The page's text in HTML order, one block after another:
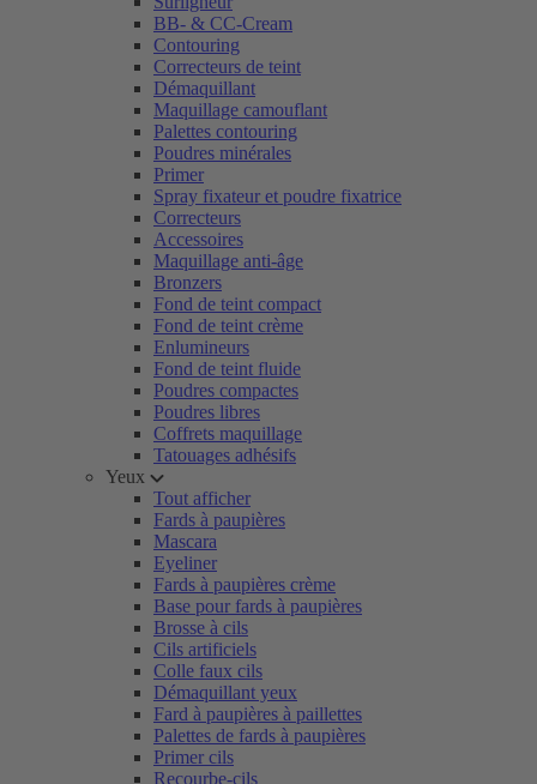
BB- & CC-Cream
Contouring
Correcteurs de teint
Démaquillant
Maquillage camouflant
Palettes contouring
Poudres minérales
Primer
Spray fixateur et poudre fixatrice
Correcteurs
Accessoires
Maquillage anti-âge
Bronzers
Fond de teint compact
Fond de teint crème
Enlumineurs
Fond de teint fluide
Poudres compactes
Poudres libres
Coffrets maquillage
Tatouages adhésifs
Yeux
Tout afficher
Fards à paupières
Mascara
Eyeliner
Fards à paupières crème
Base pour fards à paupières
Brosse à cils
Cils artificiels
Colle faux cils
Démaquillant yeux
Fard à paupières à paillettes
Palettes de fards à paupières
Primer cils
Recourbe-cils